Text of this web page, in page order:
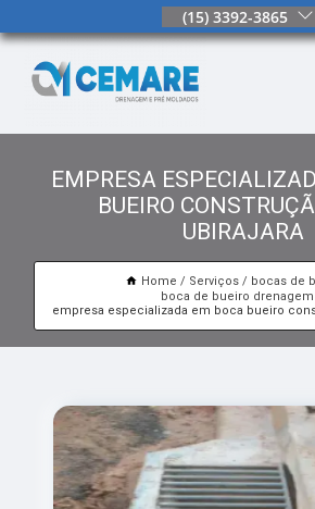
(15) 3392-3865
EMPRESA
BUEIRO
UBIRAJARA
Home Serviços
bocas de
boca de bueiro drenagem
empresa especializada em boca bueiro